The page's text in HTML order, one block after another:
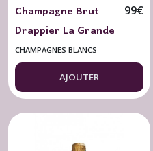
Champagne Brut
Drappier La Grande
Sendrée 2012 (sans
coffret)
99€
CHAMPAGNES BLANCS
AJOUTER